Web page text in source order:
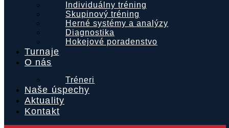
Individuálny tréning
Skupinový tréning
Herné systémy a analýzy
Diagnostika
Hokejové poradenstvo
Turnaje
O nás
Tréneri
Naše úspechy
Aktuality
Kontakt